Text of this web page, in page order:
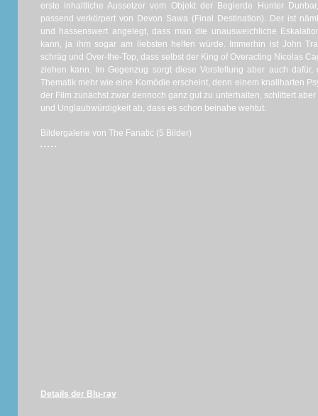
erste inhaltliche Aussetzer vom Objekt der Begierde Hunter
passend verkörpert von Devon Sawa (Final Destination). Der ist
und hassenswert angelegt, dass man die unausweichliche
kann, ja ihm sogar am liebsten helfen würde. Immerhin ist John
schräg und Over-the-Top, dass selbst der King of Overacting Nicolas
ziehen kann. Im Gegenzug sorgt diese Vorstellung aber auch
Thematik mehr wie eine Komödie erscheint, denn einem knallharten
der Film zunächst zwar dennoch ganz gut zu unterhalten, schlittert
und Unglaubwürdigkeit ab, dass es schon beinahe wehtut.
Bildergalerie von The Fanatic (5 Bilder)
Details der Blu-ray